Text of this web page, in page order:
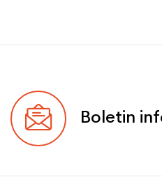
Boletin